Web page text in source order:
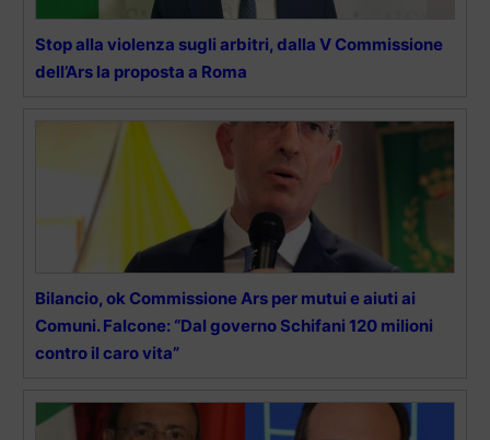
Stop alla violenza sugli arbitri, dalla V Commissione
dell’Ars la proposta a Roma
Bilancio, ok Commissione Ars per mutui e aiuti ai
Comuni. Falcone: “Dal governo Schifani 120 milioni
contro il caro vita”